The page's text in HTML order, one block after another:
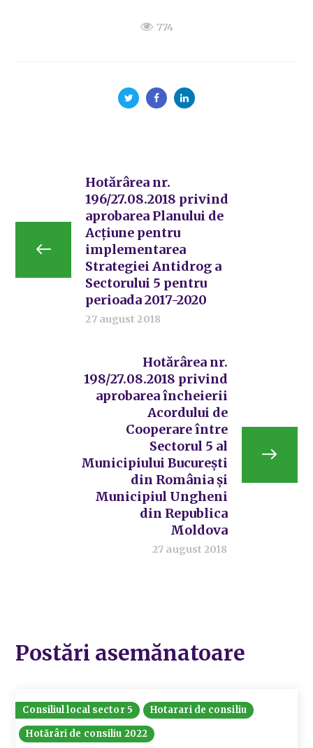
774
Hotărârea nr.
196/27.08.2018 privind
aprobarea Planului de
Acțiune pentru
implementarea
Strategiei Antidrog a
Sectorului 5 pentru
perioada 2017-2020
27 august 2018
Hotărârea nr.
198/27.08.2018 privind
aprobarea încheierii
Acordului de
Cooperare între
Sectorul 5 al
Municipiului București
din România și
Municipiul Ungheni
din Republica
Moldova
27 august 2018
Postări asemănatoare
Consiliul local sector 5
Hotarari de consiliu
Hotărâri de consiliu 2022